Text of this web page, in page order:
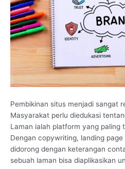
Pembikinan situs menjadi sangat
Masyarakat perlu diedukasi
Laman ialah platform yang paling
Dengan copywriting, landing
didorong dengan keterangan
sebuah laman bisa diaplikasikan